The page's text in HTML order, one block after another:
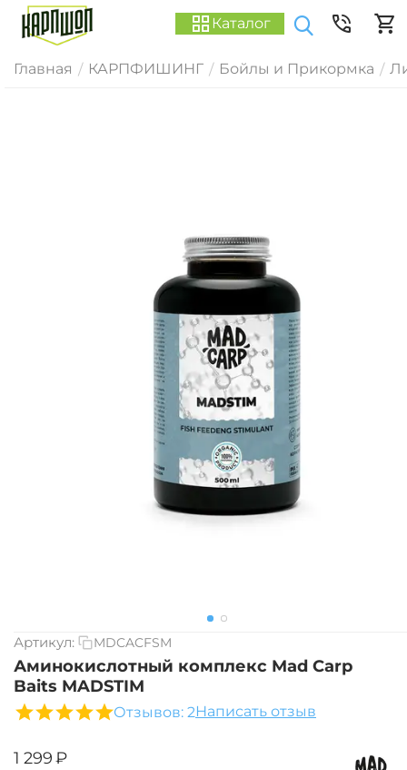
Каталог
Главная / КАРПФИШИНГ / Бойлы и Прикормка /
Артикул: MDCACFSM
Аминокислотный комплекс Mad Carp
Baits MADSTIM
Отзывов: 2Написать отзыв
‍1 299‍₽